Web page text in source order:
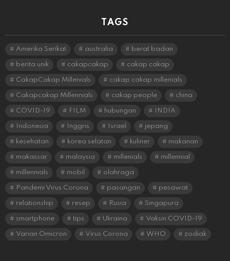
TAGS
Amerika Serikat australia berat badan
berita unik cakapcakap cakap cakap
CakapCakap Millenials cakap cakap millenials
Cakapcakap Millennials cakap people china
COVID-19 FILM hubungan INDIA
Indonesia Inggris Israel jepang
kesehatan korea selatan kuliner makanan
makassar malaysia millenials millennial
millennials mobil olahraga
Pandemi Virus Corona pasangan pesawat
relationship resep Rusia Singapura
smartphone tips Ukraina Vaksin COVID-19
Varian Omicron Virus Corona WHO zodiak